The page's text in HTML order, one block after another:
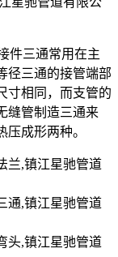
件三通常用在主
径三通的接管端部
寸相同，而支管的
缝管制造三通来
成形两种。